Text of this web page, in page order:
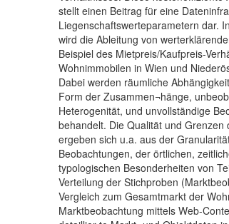
stellt einen Beitrag für eine
Liegenschaftswerteparametern dar.
wird die Ableitung von
Beispiel des Mietpreis/Kaufpreis-
Wohnimmobilen in Wien und
Dabei werden räumliche
Form der Zusammen¬hänge,
Heterogenität, und unvollständige
behandelt. Die Qualität und Grenzen
ergeben sich u.a. aus der
Beobachtungen, der örtlichen,
typologischen Besonderheiten von
Verteilung der Stichproben
Vergleich zum Gesamtmarkt der
Marktbeobachtung mittels Web-